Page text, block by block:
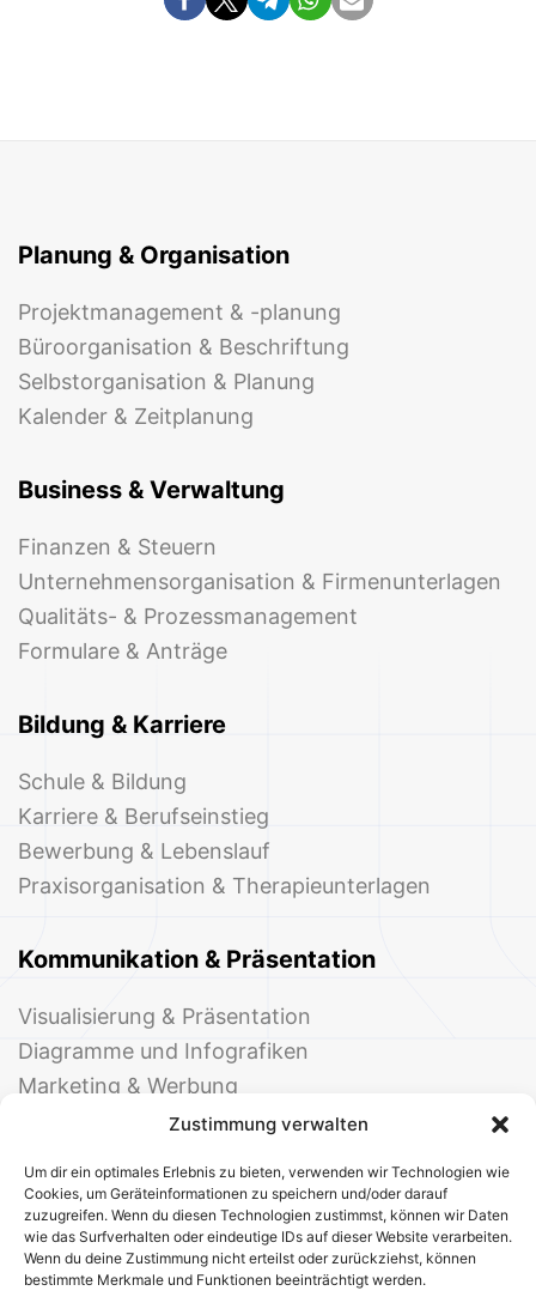
Zustimmung verwalten
Um dir ein optimales Erlebnis zu bieten, verwenden wir Technologien wie
Cookies, um Geräteinformationen zu speichern und/oder darauf
zuzugreifen. Wenn du diesen Technologien zustimmst, können wir Daten
wie das Surfverhalten oder eindeutige IDs auf dieser Website verarbeiten.
Wenn du deine Zustimmung nicht erteilst oder zurückziehst, können
bestimmte Merkmale und Funktionen beeinträchtigt werden.
Planung & Organisation
Projektmanagement & -planung
Büroorganisation & Beschriftung
Selbstorganisation & Planung
Kalender & Zeitplanung
Business & Verwaltung
Finanzen & Steuern
Unternehmensorganisation & Firmenunterlagen
Qualitäts- & Prozessmanagement
Formulare & Anträge
Bildung & Karriere
Schule & Bildung
Karriere & Berufseinstieg
Bewerbung & Lebenslauf
Praxisorganisation & Therapieunterlagen
Kommunikation & Präsentation
Visualisierung & Präsentation
Diagramme und Infografiken
Marketing & Werbung
Events & Einladungen
© 2025 Deine Welt der Office-Vorlagen